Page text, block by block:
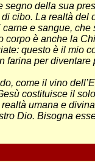
della sua
cibo. La realtà
e sangue,
è anche la
questo è il mio
per
come il vino
costituisce il
umana e
Dio. Bisogna